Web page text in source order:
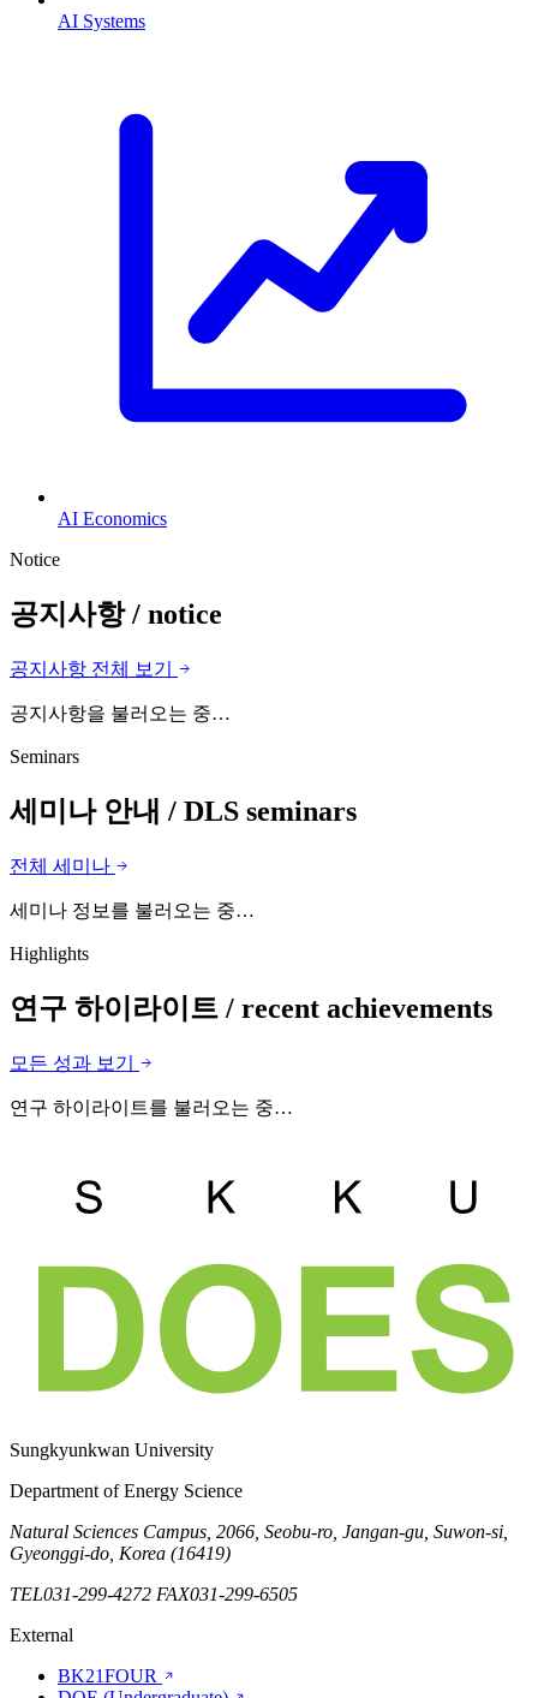
AI Systems
AI Economics
Notice
공지사항/ notice
공지사항 전체 보기
공지사항을 불러오는 중…
Seminars
세미나 안내 / DLS seminars
전체 세미나
세미나 정보를 불러오는 중…
Highlights
연구 하이라이트 / recent achievements
모든 성과 보기
연구 하이라이트를 불러오는 중…
Sungkyunkwan University
Department of Energy Science
Natural Sciences Campus, 2066, Seobu-ro, Jangan-gu, Suwon-si,
Gyeonggi-do, Korea (16419)
TEL031-299-4272 FAX031-299-6505
External
BK21FOUR